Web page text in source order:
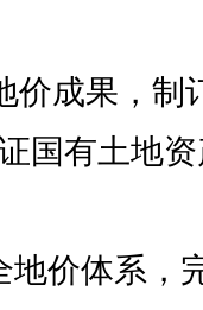
成果，制
国有土地
价体系，